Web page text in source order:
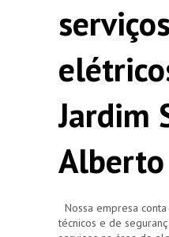
serviços
Jardim
Alberto
Nossa empresa
técnicos e de